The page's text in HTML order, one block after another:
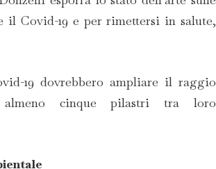
Covid-19 e per rimettersi in salute,
19 dovrebbero ampliare il raggio
cinque pilastri tra loro